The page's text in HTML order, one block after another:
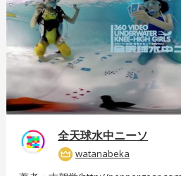
https://store.hacosco.com/
9e69-c14eef62ea6b
全天球水中ニーソ
watanabeka